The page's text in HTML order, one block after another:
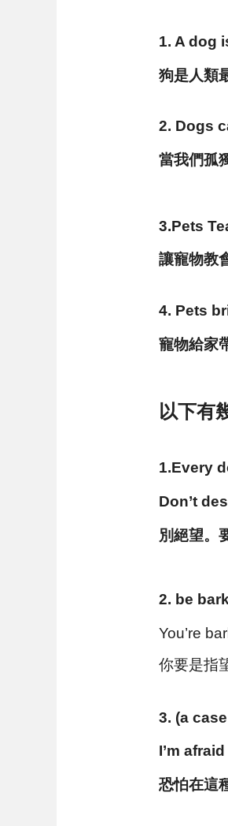
1. A dog
狗是人類
2. Dogs
當我們孤
3.Pets
讓寵物教
4. Pets
寵物給家
以下有
1.Every
Don’t
別絕望。
2. be
You’re
你要是指
3. (a
I’m
恐怕在這